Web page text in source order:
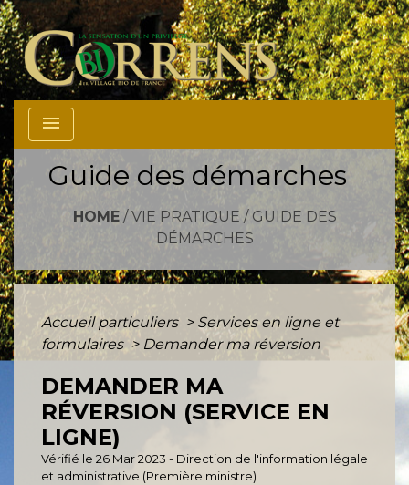
menu
Guide des démarches
HOME/ VIE PRATIQUE / GUIDE DES
DÉMARCHES
Accueil particuliers > Services en ligne et
formulaires > Demander ma réversion
DEMANDER MA
RÉVERSION (SERVICE EN
LIGNE)
Vérifié le 26 Mar 2023 - Direction de l'information légale
et administrative (Première ministre)